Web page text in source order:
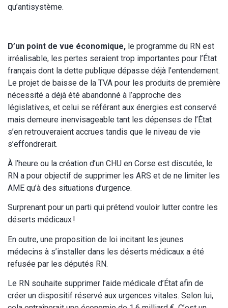
qu’antisystème.
D’un point de vue économique, le programme du RN est
irréalisable, les pertes seraient trop importantes pour l’État
français dont la dette publique dépasse déjà l’entendement.
Le projet de baisse de la TVA pour les produits de première
nécessité a déjà été abandonné à l’approche des
législatives, et celui se référant aux énergies est conservé
mais demeure inenvisageable tant les dépenses de l’État
s’en retrouveraient accrues tandis que le niveau de vie
s’effondrerait.
À l’heure ou la création d’un CHU en Corse est discutée, le
RN a pour objectif de supprimer les ARS et de ne limiter les
AME qu’à des situations d’urgence.
Surprenant pour un parti qui prétend vouloir lutter contre les
déserts médicaux !
En outre, une proposition de loi incitant les jeunes
médecins à s’installer dans les déserts médicaux a été
refusée par les députés RN.
Le RN souhaite supprimer l’aide médicale d’État afin de
créer un dispositif réservé aux urgences vitales. Selon lui,